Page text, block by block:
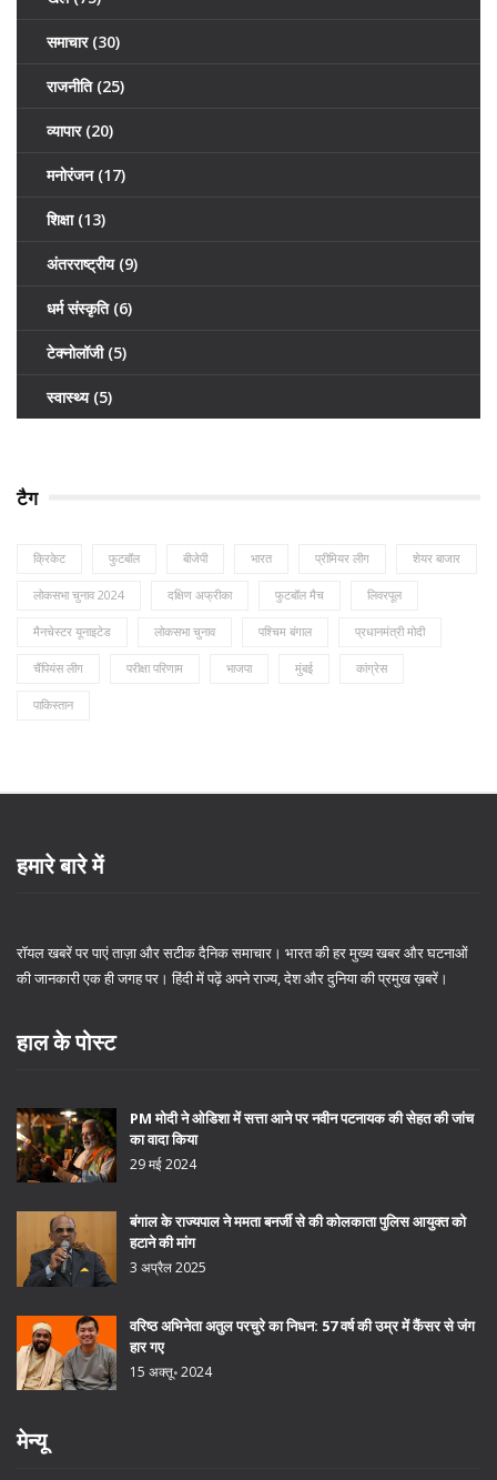
समाचार (30)
राजनीति (25)
व्यापार (20)
मनोरंजन (17)
शिक्षा (13)
अंतरराष्ट्रीय (9)
धर्म संस्कृति (6)
टेक्नोलॉजी (5)
स्वास्थ्य (5)
टैग
क्रिकेट फुटबॉल बीजेपी भारत प्रीमियर लीग शेयर बाजार
लोकसभा चुनाव 2024 दक्षिण अफ्रीका फुटबॉल मैच लिवरपूल
मैनचेस्टर यूनाइटेड लोकसभा चुनाव पश्चिम बंगाल प्रधानमंत्री मोदी
चैंपियंस लीग परीक्षा परिणाम भाजपा मुंबई कांग्रेस
पाकिस्तान
हमारे बारे में
रॉयल खबरें पर पाएं ताज़ा और सटीक दैनिक समाचार। भारत की हर मुख्य खबर और घटनाओं
की जानकारी एक ही जगह पर। हिंदी में पढ़ें अपने राज्य, देश और दुनिया की प्रमुख ख़बरें।
हाल के पोस्ट
PM मोदी ने ओडिशा में सत्ता आने पर नवीन पटनायक की सेहत की जांच
का वादा किया
29 मई 2024
बंगाल के राज्यपाल ने ममता बनर्जी से की कोलकाता पुलिस आयुक्त को
हटाने की मांग
3 अप्रैल 2025
वरिष्ठ अभिनेता अतुल परचुरे का निधन: 57 वर्ष की उम्र में कैंसर से जंग
हार गए
15 अक्तू॰ 2024
मेन्यू